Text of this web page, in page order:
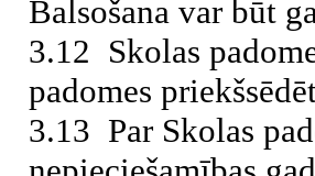
Balsošana var būt
3.12 Skolas
padomes
3.13 Par Skolas